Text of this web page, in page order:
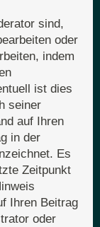
sind,
oder
indem
ist dies
seiner
auf Ihren
in der
Es
Zeitpunkt
Ihren Beitrag
oder